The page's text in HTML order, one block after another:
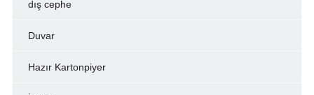
dış cephe
Duvar
Hazır Kartonpiyer